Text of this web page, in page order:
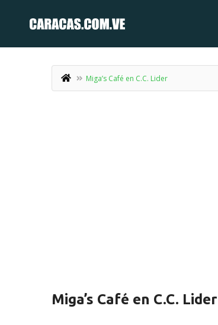
Miga’s Café en C.C. Lider
Miga’s Café en C.C. Lider